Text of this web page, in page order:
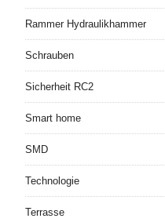
Rammer Hydraulikhammer
Schrauben
Sicherheit RC2
Smart home
SMD
Technologie
Terrasse